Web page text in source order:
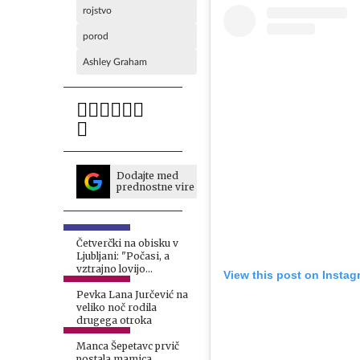
rojstvo
porod
Ashley Graham
Dodajte med
prednostne vire
Četverčki na obisku v
Ljubljani: "Počasi, a
vztrajno lovijo
vrstnike"
Pevka Lana Jurčević na
veliko noč rodila
drugega otroka
Manca Šepetavc prvič
View this post on